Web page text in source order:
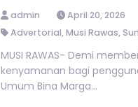
admin
April 20, 2026
Advertorial, Musi Rawas,
MUSI RAWAS- Demi
kenyamanan bagi
Umum Bina Marga...